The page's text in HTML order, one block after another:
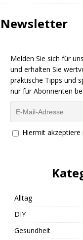
Newsletter
Melden Sie sich für
und erhalten Sie
praktische Tipps und
nur für Abonnenten
Hiermit akzeptiere
Alltag
DIY
Gesundheit